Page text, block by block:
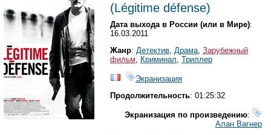
(Légitime défense)
Дата выхода в России (или в Мире):
16.03.2011
Жанр: Детектив Драма Зарубежный
фильм
Криминал Триллер
Экранизация
Продолжительность: 01:25:32
Экранизация по произведению:
Алан Вагнер